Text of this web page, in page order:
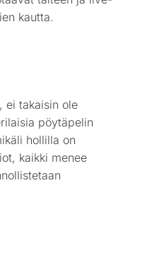
kautta.
ei takaisin ole
pöytäpelin
hollilla on
kaikki menee